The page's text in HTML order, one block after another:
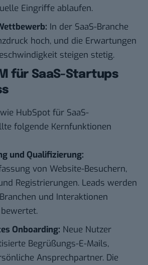
Eingriffe ablaufen.
In der SaaS-Branche
hoch, und die Erwartungen
steigen stetig.
für SaaS-Startups
HubSpot für SaaS-
folgende Kernfunktionen
und Qualifizierung:
von Website-Besuchern,
Registrierungen. Leads werden
und Interaktionen
Onboarding: Neue Nutzer
Begrüßungs-E-Mails,
Ansprechpartner. Die